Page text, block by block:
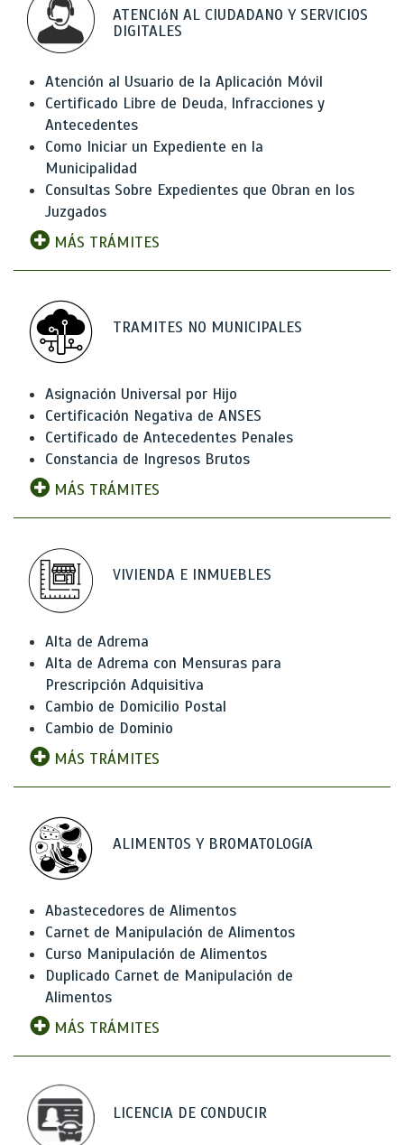
ATENCIóN AL CIUDADANO Y SERVICIOS
DIGITALES
Atención al Usuario de la Aplicación Móvil
Certificado Libre de Deuda, Infracciones y
Antecedentes
Como Iniciar un Expediente en la
Municipalidad
Consultas Sobre Expedientes que Obran en los
Juzgados
MÁS TRÁMITES
TRAMITES NO MUNICIPALES
Asignación Universal por Hijo
Certificación Negativa de ANSES
Certificado de Antecedentes Penales
Constancia de Ingresos Brutos
MÁS TRÁMITES
VIVIENDA E INMUEBLES
Alta de Adrema
Alta de Adrema con Mensuras para
Prescripción Adquisitiva
Cambio de Domicilio Postal
Cambio de Dominio
MÁS TRÁMITES
ALIMENTOS Y BROMATOLOGíA
Abastecedores de Alimentos
Carnet de Manipulación de Alimentos
Curso Manipulación de Alimentos
Duplicado Carnet de Manipulación de
Alimentos
MÁS TRÁMITES
LICENCIA DE CONDUCIR